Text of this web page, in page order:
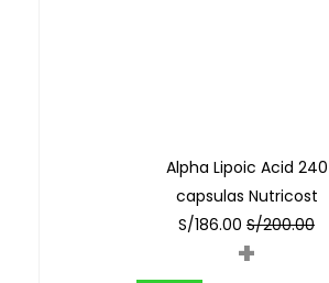
Alpha Lipoic Acid 240
capsulas Nutricost
S/186.00 S/200.00
+